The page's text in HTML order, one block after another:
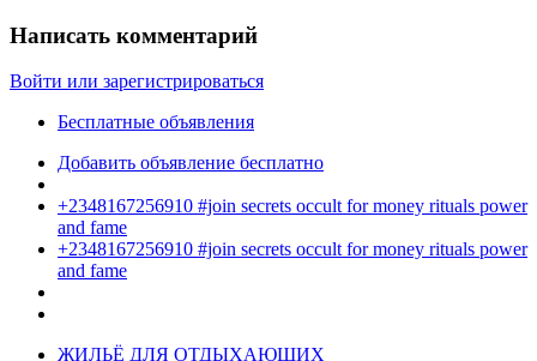
Написать комментарий
Войти или зарегистрироваться
Бесплатные объявления
Добавить объявление бесплатно
+2348167256910 #join secrets occult for money rituals power
and fame
+2348167256910 #join secrets occult for money rituals power
and fame
ЖИЛЬЁ ДЛЯ ОТДЫХАЮЩИХ